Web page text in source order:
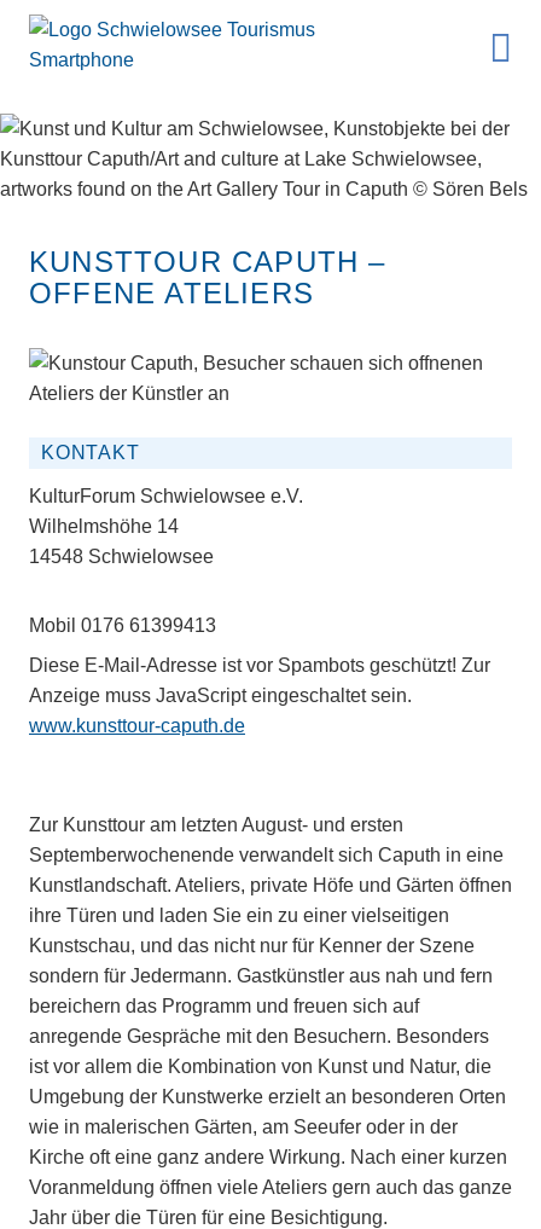
KUNSTTOUR CAPUTH –
OFFENE ATELIERS
KONTAKT
KulturForum Schwielowsee e.V.
Wilhelmshöhe 14
14548 Schwielowsee
Mobil 0176 61399413
Diese E-Mail-Adresse ist vor Spambots geschützt! Zur
Anzeige muss JavaScript eingeschaltet sein.
www.kunsttour-caputh.de
Zur Kunsttour am letzten August- und ersten
Septemberwochenende verwandelt sich Caputh in eine
Kunstlandschaft. Ateliers, private Höfe und Gärten öffnen
ihre Türen und laden Sie ein zu einer vielseitigen
Kunstschau, und das nicht nur für Kenner der Szene
sondern für Jedermann. Gastkünstler aus nah und fern
bereichern das Programm und freuen sich auf
anregende Gespräche mit den Besuchern. Besonders
ist vor allem die Kombination von Kunst und Natur, die
Umgebung der Kunstwerke erzielt an besonderen Orten
wie in malerischen Gärten, am Seeufer oder in der
Kirche oft eine ganz andere Wirkung. Nach einer kurzen
Voranmeldung öffnen viele Ateliers gern auch das ganze
Jahr über die Türen für eine Besichtigung.